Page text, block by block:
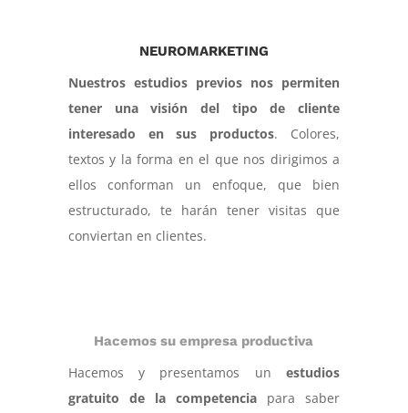
NEUROMARKETING
Nuestros estudios previos nos permiten
tener una visión del tipo de cliente
interesado en sus productos. Colores,
textos y la forma en el que nos dirigimos a
ellos conforman un enfoque, que bien
estructurado, te harán tener visitas que
conviertan en clientes.
Hacemos su empresa productiva
Hacemos y presentamos unestudios
gratuito de la competencia para saber